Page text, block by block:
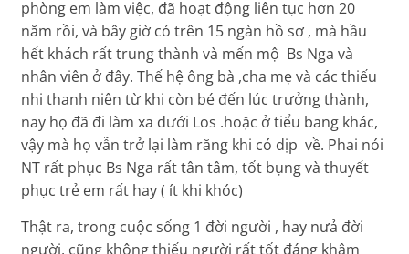
phòng em làm việc, đã hoạt động liên tục hơn 20
năm rồi, và bây giờ có trên 15 ngàn hồ sơ , mà hầu
hết khách rất trung thành và mến mộ Bs Nga và
nhân viên ở đây. Thế hệ ông bà ,cha mẹ và các thiếu
nhi thanh niên từ khi còn bé đến lúc trưởng thành,
nay họ đã đi làm xa dưới Los .hoặc ở tiểu bang khác,
vậy mà họ vẫn trở lại làm răng khi có dịp về. Phai nói
NT rất phục Bs Nga rất tân tâm, tốt bụng và thuyết
phục trẻ em rất hay ( ít khi khóc)
Thật ra, trong cuộc sống 1 đời người , hay nưả đời
người, cũng không thiếu người rất tốt đáng khâm